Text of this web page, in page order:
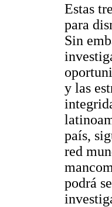
Estas
para
Sin
y las
país,
red
podrá